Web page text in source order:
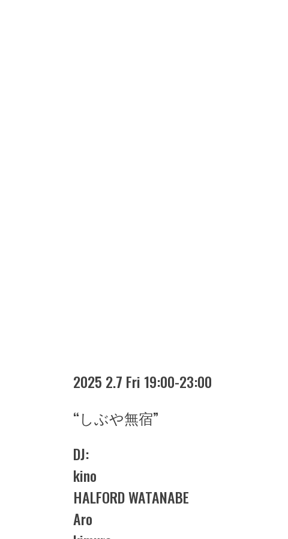
2025 2.7 Fri 19:00-23:00
“しぶや無宿”
DJ:
kino
HALFORD WATANABE
Aro